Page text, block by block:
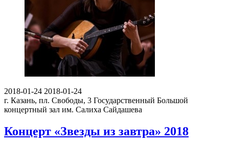
2018-01-24 2018-01-24
г. Казань, пл. Свободы, 3 Государственный Большой
концертный зал им. Салиха Сайдашева
Концерт «Звезды из завтра» 2018